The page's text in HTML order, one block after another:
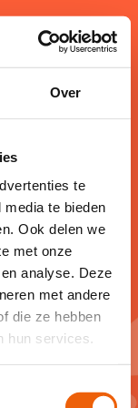
Over
te
te bieden
Ook delen we
met onze
analyse. Deze
met andere
die ze hebben
hun services.
aan het
steun
voor die
MS.